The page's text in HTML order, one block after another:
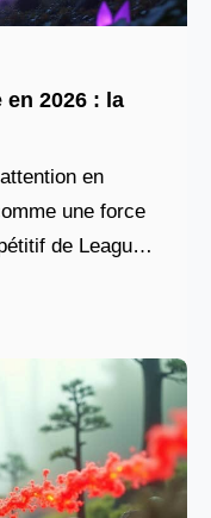
2026 : la
en
une force
de League